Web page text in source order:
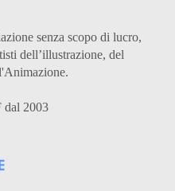
senza scopo di lucro,
dell’illustrazione, del
dal 2003